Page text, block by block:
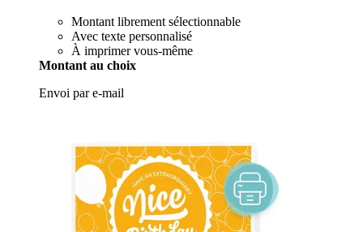
Montant librement sélectionnable
Avec texte personnalisé
À imprimer vous-même
Montant au choix
Envoi par e-mail